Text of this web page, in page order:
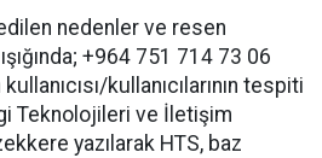
nedenler ve resen
+964 751 714 73 06
kullanıcılarının tespiti
Teknolojileri ve İletişim
yazılarak HTS, baz